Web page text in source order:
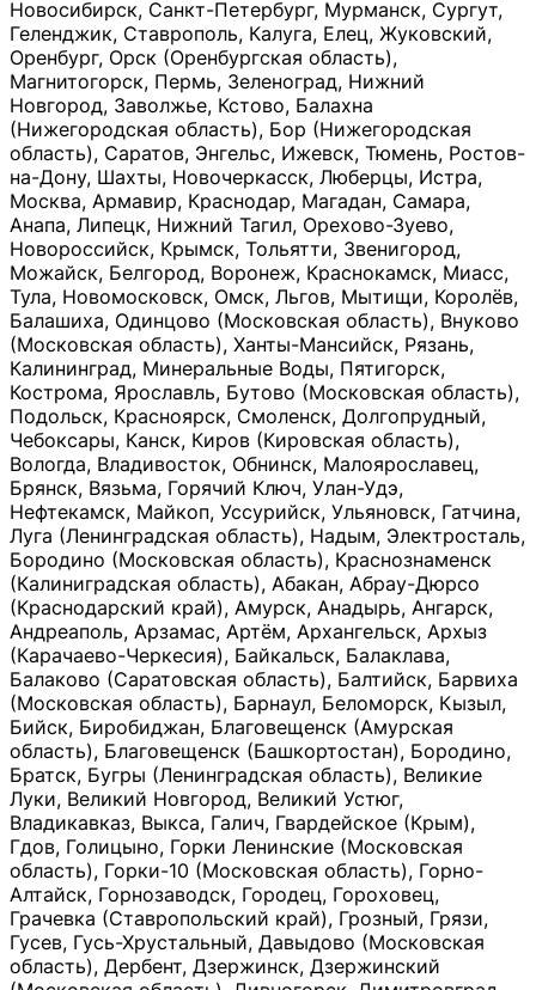
Новосибирск, Санкт-Петербург, Мурманск, Сургут,
Геленджик, Ставрополь, Калуга, Елец, Жуковский,
Оренбург, Орск (Оренбургская область),
Магнитогорск, Пермь, Зеленоград, Нижний
Новгород, Заволжье, Кстово, Балахна
(Нижегородская область), Бор (Нижегородская
область), Саратов, Энгельс, Ижевск, Тюмень, Ростов-
на-Дону, Шахты, Новочеркасск, Люберцы, Истра,
Москва, Армавир, Краснодар, Магадан, Самара,
Анапа, Липецк, Нижний Тагил, Орехово-Зуево,
Новороссийск, Крымск, Тольятти, Звенигород,
Можайск, Белгород, Воронеж, Краснокамск, Миасс,
Тула, Новомосковск, Омск, Льгов, Мытищи, Королёв,
Балашиха, Одинцово (Московская область), Внуково
(Московская область), Ханты-Мансийск, Рязань,
Калининград, Минеральные Воды, Пятигорск,
Кострома, Ярославль, Бутово (Московская область),
Подольск, Красноярск, Смоленск, Долгопрудный,
Чебоксары, Канск, Киров (Кировская область),
Вологда, Владивосток, Обнинск, Малоярославец,
Брянск, Вязьма, Горячий Ключ, Улан-Удэ,
Нефтекамск, Майкоп, Уссурийск, Ульяновск, Гатчина,
Луга (Ленинградская область), Надым, Электросталь,
Бородино (Московская область), Краснознаменск
(Калиниградская область), Абакан, Абрау-Дюрсо
(Краснодарский край), Амурск, Анадырь, Ангарск,
Андреаполь, Арзамас, Артём, Архангельск, Архыз
(Карачаево-Черкесия), Байкальск, Балаклава,
Балаково (Саратовская область), Балтийск, Барвиха
(Московская область), Барнаул, Беломорск, Кызыл,
Бийск, Биробиджан, Благовещенск (Амурская
область), Благовещенск (Башкортостан), Бородино,
Братск, Бугры (Ленинградская область), Великие
Луки, Великий Новгород, Великий Устюг,
Владикавказ, Выкса, Галич, Гвардейское (Крым),
Гдов, Голицыно, Горки Ленинские (Московская
область), Горки-10 (Московская область), Горно-
Алтайск, Горнозаводск, Городец, Гороховец,
Грачевка (Ставропольский край), Грозный, Грязи,
Гусев, Гусь-Хрустальный, Давыдово (Московская
область), Дербент, Дзержинск, Дзержинский